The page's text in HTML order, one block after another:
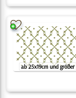
ab 25x19cm und größer